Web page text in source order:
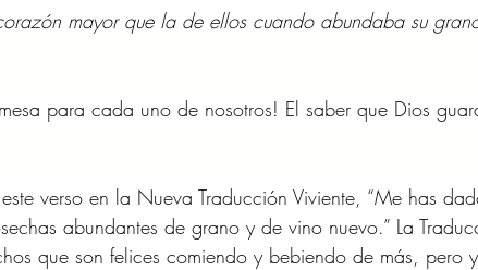
mayor que la de ellos cuando abundaba su
para cada uno de nosotros! El saber que Dios
verso en la Nueva Traducción Viviente, “Me has
abundantes de grano y de vino nuevo.” La
que son felices comiendo y bebiendo de más, pero